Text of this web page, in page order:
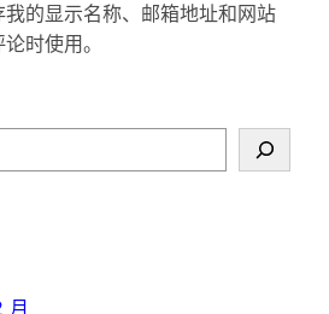
的显示名称、邮箱地址和网站
时使用。
月